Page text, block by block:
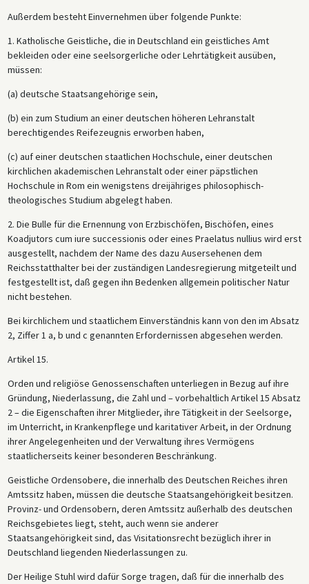
Außerdem besteht Einvernehmen über folgende Punkte:
1. Katholische Geistliche, die in Deutschland ein geistliches Amt
bekleiden oder eine seelsorgerliche oder Lehrtätigkeit ausüben,
müssen:
(a) deutsche Staatsangehörige sein,
(b) ein zum Studium an einer deutschen höheren Lehranstalt
berechtigendes Reifezeugnis erworben haben,
(c) auf einer deutschen staatlichen Hochschule, einer deutschen
kirchlichen akademischen Lehranstalt oder einer päpstlichen
Hochschule in Rom ein wenigstens dreijähriges philosophisch-
theologisches Studium abgelegt haben.
2. Die Bulle für die Ernennung von Erzbischöfen, Bischöfen, eines
Koadjutors cum iure successionis oder eines Praelatus nullius wird erst
ausgestellt, nachdem der Name des dazu Ausersehenen dem
Reichsstatthalter bei der zuständigen Landesregierung mitgeteilt und
festgestellt ist, daß gegen ihn Bedenken allgemein politischer Natur
nicht bestehen.
Bei kirchlichem und staatlichem Einverständnis kann von den im Absatz
2, Ziffer 1 a, b und c genannten Erfordernissen abgesehen werden.
Artikel 15.
Orden und religiöse Genossenschaften unterliegen in Bezug auf ihre
Gründung, Niederlassung, die Zahl und – vorbehaltlich Artikel 15 Absatz
2 – die Eigenschaften ihrer Mitglieder, ihre Tätigkeit in der Seelsorge,
im Unterricht, in Krankenpflege und karitativer Arbeit, in der Ordnung
ihrer Angelegenheiten und der Verwaltung ihres Vermögens
staatlicherseits keiner besonderen Beschränkung.
Geistliche Ordensobere, die innerhalb des Deutschen Reiches ihren
Amtssitz haben, müssen die deutsche Staatsangehörigkeit besitzen.
Provinz- und Ordensobern, deren Amtssitz außerhalb des deutschen
Reichsgebietes liegt, steht, auch wenn sie anderer
Staatsangehörigkeit sind, das Visitationsrecht bezüglich ihrer in
Deutschland liegenden Niederlassungen zu.
Der Heilige Stuhl wird dafür Sorge tragen, daß für die innerhalb des